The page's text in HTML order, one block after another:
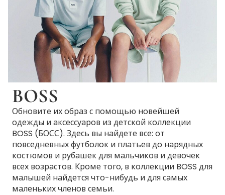
BOSS
Обновите их образ с помощью новейшей
одежды и аксессуаров из детской коллекции
BOSS (БОСС). Здесь вы найдете все: от
повседневных футболок и платьев до нарядных
костюмов и рубашек для мальчиков и девочек
всех возрастов. Кроме того, в коллекции BOSS для
малышей найдется что-нибудь и для самых
маленьких членов семьи.